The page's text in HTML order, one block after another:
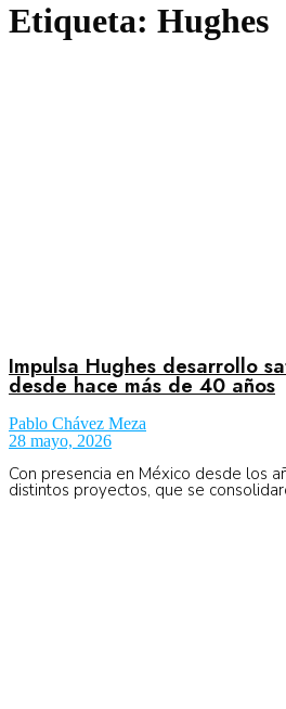
Organismos
Aeroespacial
Etiqueta: Hughes
Impulsa Hughes desarrollo
desde hace más de 40 años
Pablo Chávez Meza
28 mayo, 2026
Con presencia en México desde los
distintos proyectos, que se